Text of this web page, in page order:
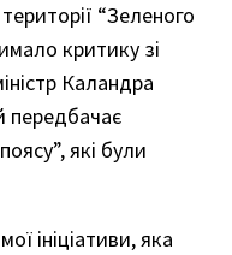
“Зеленого
критику зі
Каландра
передбачає
які були
ініціативи, яка